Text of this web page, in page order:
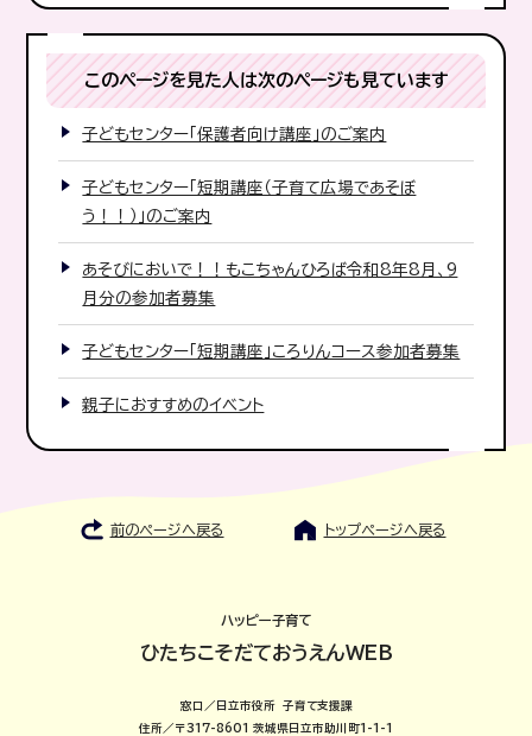
このページを見た人は次のページも見ています
子どもセンター「保護者向け講座」のご案内
子どもセンター「短期講座（子育て広場であそぼ
う！！）」のご案内
あそびにおいで！！もこちゃんひろば令和8年8月、9
月分の参加者募集
子どもセンター「短期講座」ころりんコース参加者募集
親子におすすめのイベント
前のページへ戻る トップページへ戻る
ハッピー子育て
ひたちこそだておうえんWEB
窓口／日立市役所 子育て支援課
住所／〒317-8601 茨城県日立市助川町1-1-1